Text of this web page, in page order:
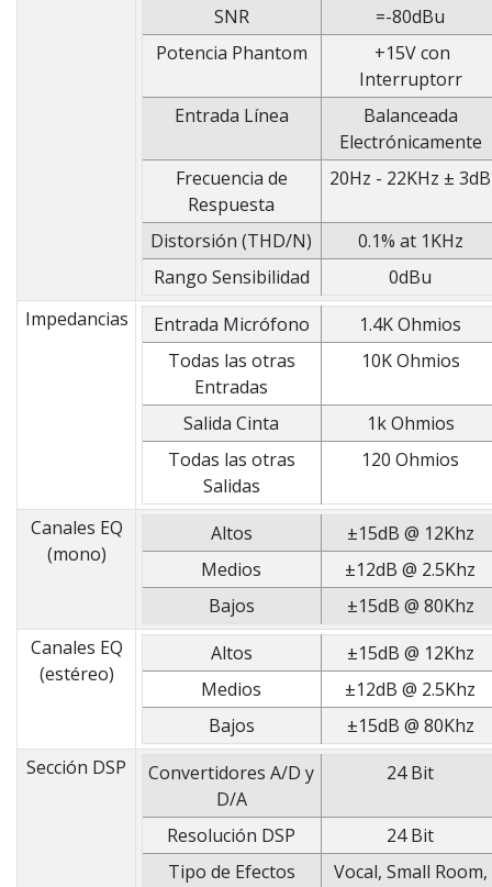
SNR
=-80dBu
Potencia Phantom
+15V con
Interruptorr
Entrada Línea
Balanceada
Electrónicamente
Frecuencia de
Respuesta
20Hz - 22KHz ± 3dB
Distorsión (THD/N)
0.1% at 1KHz
Rango Sensibilidad
0dBu
Impedancias
Entrada Micrófono
1.4K Ohmios
Todas las otras
Entradas
10K Ohmios
Salida Cinta
1k Ohmios
Todas las otras
Salidas
120 Ohmios
Canales EQ
(mono)
Altos
±15dB @ 12Khz
Medios
±12dB @ 2.5Khz
Bajos
±15dB @ 80Khz
Canales EQ
(estéreo)
Altos
±15dB @ 12Khz
Medios
±12dB @ 2.5Khz
Bajos
±15dB @ 80Khz
Sección DSP
Convertidores A/D y
D/A
24 Bit
Resolución DSP
24 Bit
Tipo de Efectos
Vocal, Small Room,